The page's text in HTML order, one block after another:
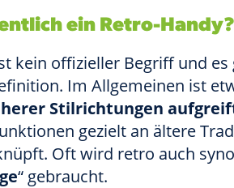
ein Retro-Handy?
kein offizieller Begriff und
Im Allgemeinen ist
Stilrichtungen
gezielt an ältere
Oft wird retro auch
“ gebraucht.